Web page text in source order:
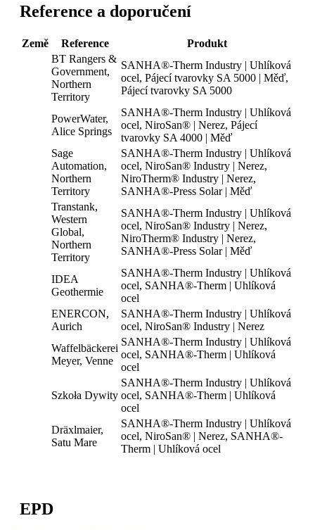
Reference a doporučení
Země Reference
Produkt
BT Rangers &
Government,
Northern
Territory
SANHA®-Therm Industry | Uhlíková
ocel, Pájecí tvarovky SA 5000 | Měď,
Pájecí tvarovky SA 5000
PowerWater,
Alice Springs
SANHA®-Therm Industry | Uhlíková
ocel, NiroSan® | Nerez, Pájecí
tvarovky SA 4000 | Měď
Sage
Automation,
Northern
Territory
SANHA®-Therm Industry | Uhlíková
ocel, NiroSan® Industry | Nerez,
NiroTherm® Industry | Nerez,
SANHA®-Press Solar | Měď
Transtank,
Western
Global,
Northern
Territory
SANHA®-Therm Industry | Uhlíková
ocel, NiroSan® Industry | Nerez,
NiroTherm® Industry | Nerez,
SANHA®-Press Solar | Měď
IDEA
Geothermie
SANHA®-Therm Industry | Uhlíková
ocel, SANHA®-Therm | Uhlíková
ocel
ENERCON,
Aurich
SANHA®-Therm Industry | Uhlíková
ocel, NiroSan® Industry | Nerez
Waffelbäckerei
Meyer, Venne
SANHA®-Therm Industry | Uhlíková
ocel, SANHA®-Therm | Uhlíková
ocel
Szkoła Dywity
SANHA®-Therm Industry | Uhlíková
ocel, SANHA®-Therm | Uhlíková
ocel
Dräxlmaier,
Satu Mare
SANHA®-Therm Industry | Uhlíková
ocel, NiroSan® | Nerez, SANHA®-
Therm | Uhlíková ocel
EPD